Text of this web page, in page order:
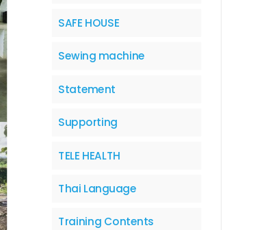
SAFE HOUSE
Sewing machine
Statement
Supporting
TELE HEALTH
Thai Language
Training Contents